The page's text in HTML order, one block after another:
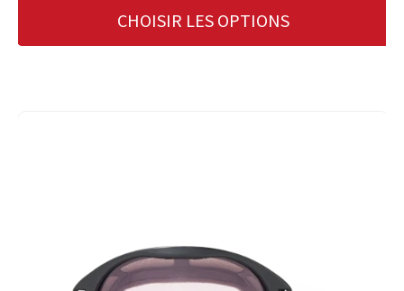
CHOISIR LES OPTIONS